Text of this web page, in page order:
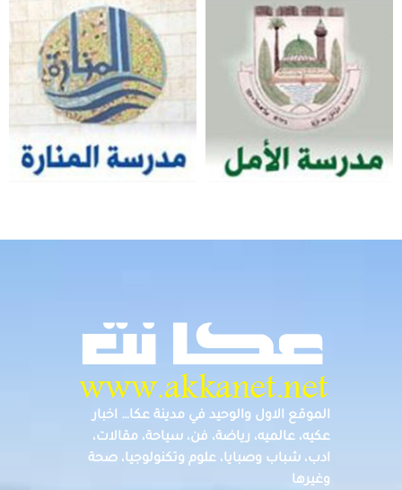
الموقع الاول والوحيد في مدينة عكا… اخبار
عكيه، عالميه، رياضة، فن، سياحة، مقالات،
ادب، شباب وصبايا، علوم وتكنولوجيا، صحة
وغيرها